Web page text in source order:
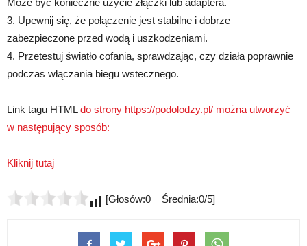
Może być konieczne użycie złączki lub adaptera.
3. Upewnij się, że połączenie jest stabilne i dobrze
zabezpieczone przed wodą i uszkodzeniami.
4. Przetestuj światło cofania, sprawdzając, czy działa poprawnie
podczas włączania biegu wstecznego.
Link tagu HTMLdo strony https://podolodzy.pl/ można utworzyć
w następujący sposób:
Kliknij tutaj
[Głosów:0 Średnia:0/5]